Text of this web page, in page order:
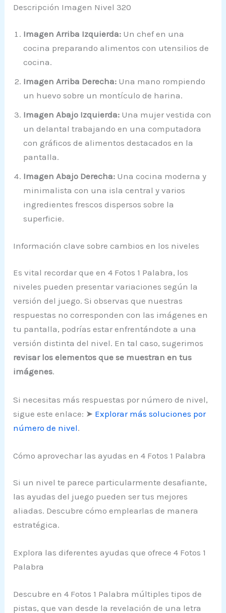
Descripción Imagen Nivel 320
Imagen Arriba Izquierda: Un chef en una
cocina preparando alimentos con utensilios de
cocina.
Imagen Arriba Derecha: Una mano rompiendo
un huevo sobre un montículo de harina.
Imagen Abajo Izquierda: Una mujer vestida con
un delantal trabajando en una computadora
con gráficos de alimentos destacados en la
pantalla.
Imagen Abajo Derecha: Una cocina moderna y
minimalista con una isla central y varios
ingredientes frescos dispersos sobre la
superficie.
Información clave sobre cambios en los niveles
Es vital recordar que en 4 Fotos 1 Palabra, los
niveles pueden presentar variaciones según la
versión del juego. Si observas que nuestras
respuestas no corresponden con las imágenes en
tu pantalla, podrías estar enfrentándote a una
versión distinta del nivel. En tal caso, sugerimos
revisar los elementos que se muestran en tus
imágenes.
Si necesitas más respuestas por número de nivel,
sigue este enlace: ➤ Explorar más soluciones por
número de nivel.
Cómo aprovechar las ayudas en 4 Fotos 1 Palabra
Si un nivel te parece particularmente desafiante,
las ayudas del juego pueden ser tus mejores
aliadas. Descubre cómo emplearlas de manera
estratégica.
Explora las diferentes ayudas que ofrece 4 Fotos 1
Palabra
Descubre en 4 Fotos 1 Palabra múltiples tipos de
pistas, que van desde la revelación de una letra